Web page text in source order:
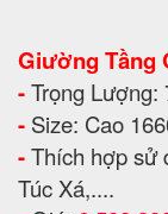
Giường Tầng
-Trọng Lượng:
- Size: Cao
-Thích hợp sử
Túc Xá,....